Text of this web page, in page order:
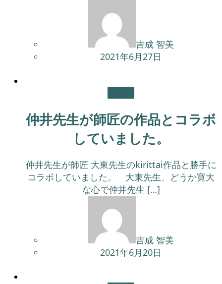
吉成 智美
2021年6月27日
仲井先生が師匠の作品とコラボ
していました。
仲井先生が師匠 大東先生のkirittai作品と勝手に
コラボしていました。 大東先生、どうか寛大
な心で仲井先生 […]
吉成 智美
2021年6月20日